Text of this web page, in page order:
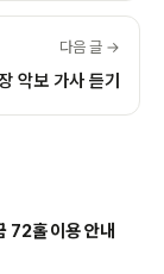
다음 글 →
악보 가사 듣기
72홀 이용 안내